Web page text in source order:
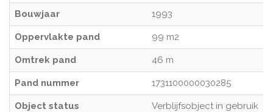
Bouwjaar 1993
Oppervlakte pand 99 m2
Omtrek pand 46 m
Pand nummer 1731100000030285
Object status Verblijfsobject in gebruik